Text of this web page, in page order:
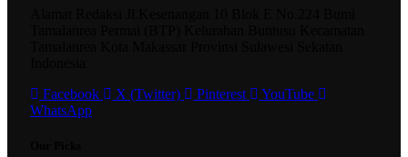
Facebook
X (Twitter) Pinterest
YouTube
WhatsApp